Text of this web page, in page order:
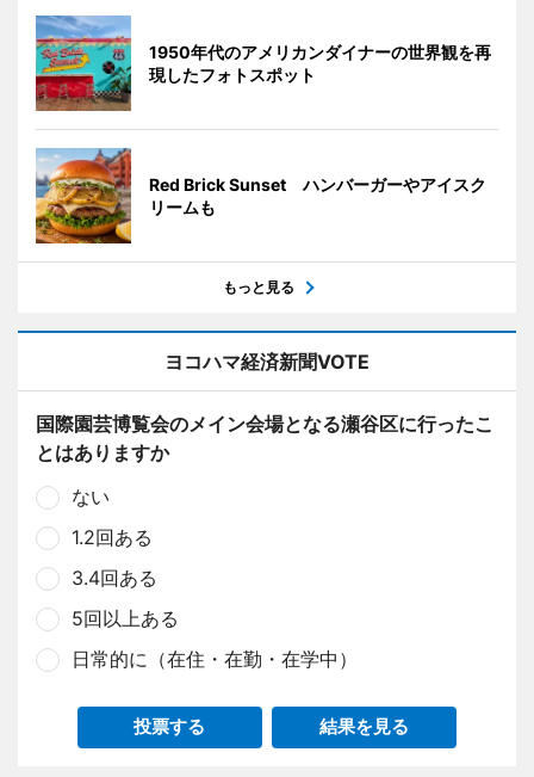
1950年代のアメリカンダイナーの世界観を再
現したフォトスポット
Red Brick Sunset ハンバーガーやアイスク
リームも
もっと見る
ヨコハマ経済新聞VOTE
国際園芸博覧会のメイン会場となる瀬谷区に行ったこ
とはありますか
ない
1.2回ある
3.4回ある
5回以上ある
日常的に（在住・在勤・在学中）
投票する 結果を見る